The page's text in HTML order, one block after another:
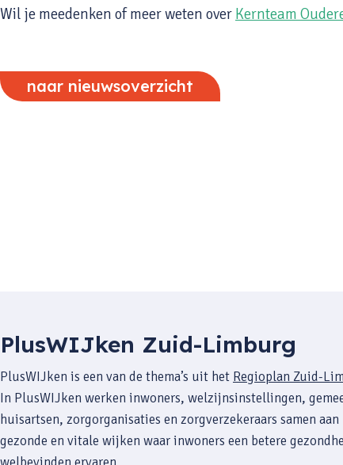
Wil je meedenken of meer weten over Kernteam
naar nieuwsoverzicht
PlusWIJken Zuid-Limburg
PlusWIJken is een van de thema’s uit het Regioplan Zuid-
In PlusWIJken werken inwoners, welzijnsinstellingen,
huisartsen, zorgorganisaties en zorgverzekeraars samen aan
gezonde en vitale wijken waar inwoners een betere